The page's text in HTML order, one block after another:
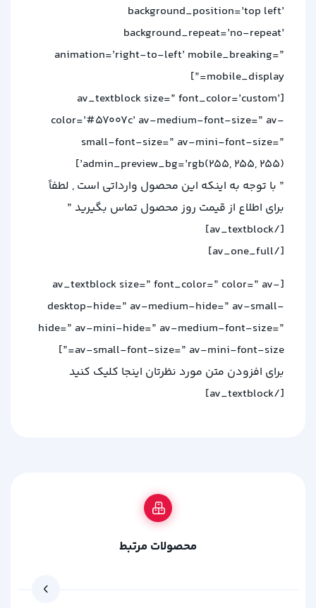
background_position=’top left’
background_repeat=’no-repeat’
animation=’right-to-left’ mobile_breaking=”
mobile_display=”]
[av_textblock size=” font_color=’custom’
color=’#57007c’ av-medium-font-size=” av-
small-font-size=” av-mini-font-size=”
admin_preview_bg=’rgb(255, 255, 255)’]
” با توجه به اینکه این محصول وارداتی است , لطفاً
برای اطلاع از قیمت روز محصول تماس بگیرید ”
[/av_textblock]
[/av_one_full]
[av_textblock size=” font_color=” color=” av-
desktop-hide=” av-medium-hide=” av-small-
hide=” av-mini-hide=” av-medium-font-size=”
av-small-font-size=” av-mini-font-size=”]
برای افزودن متن مورد نظرتان اینجا کلیک کنید
[/av_textblock]
محصولات مرتبط